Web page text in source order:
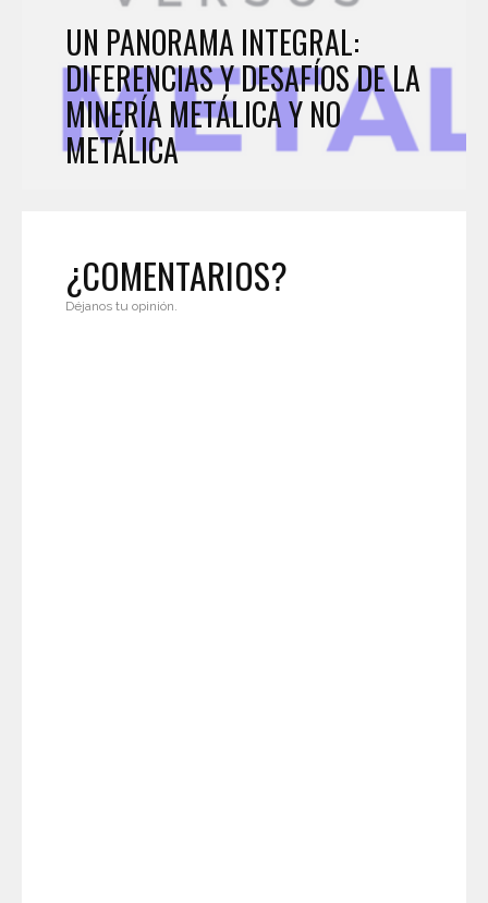
UN PANORAMA INTEGRAL:
DIFERENCIAS Y DESAFÍOS DE LA
MINERÍA METÁLICA Y NO
METÁLICA
¿COMENTARIOS?
Déjanos tu opinión.